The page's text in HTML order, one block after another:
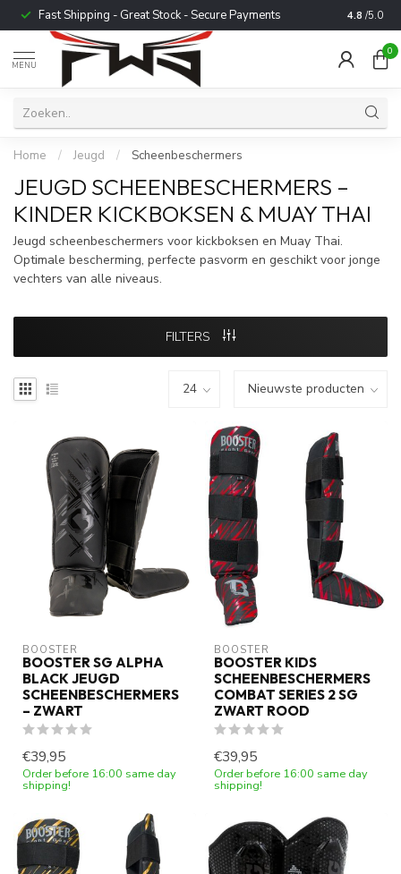
Fast Shipping - Great Stock - Secure Payments Trusted
4.8 /5.0
MENU
0
Home / Jeugd / Scheenbeschermers
JEUGD SCHEENBESCHERMERS –
KINDER KICKBOKSEN & MUAY THAI
Jeugd scheenbeschermers voor kickboksen en Muay Thai.
Optimale bescherming, perfecte pasvorm en geschikt voor jonge
vechters van alle niveaus.
FILTERS
BOOSTER
BOOSTER SG ALPHA
BLACK JEUGD
SCHEENBESCHERMERS
– ZWART
€39,95
Order before 16:00 same day
shipping!
BOOSTER
BOOSTER KIDS
SCHEENBESCHERMERS
COMBAT SERIES 2 SG
ZWART ROOD
€39,95
Order before 16:00 same day
shipping!